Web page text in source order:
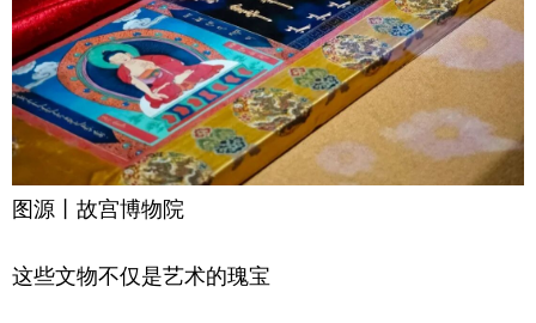
图源丨故宫博物院
这些文物不仅是艺术的瑰宝